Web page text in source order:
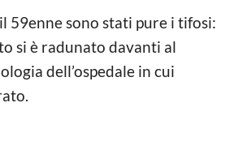
59enne sono stati pure i tifosi:
si è radunato davanti al
dell’ospedale in cui